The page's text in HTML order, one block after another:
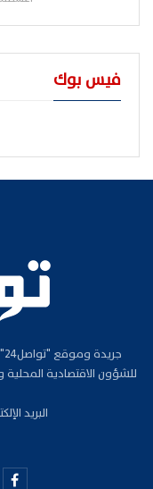
فيس بوك
للشؤون الاقتصادية المحلية
البريد